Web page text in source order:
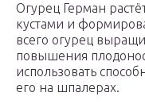
Огурец Герман
кустами и
всего огурец
повышения
использовать
его на шпалерах.